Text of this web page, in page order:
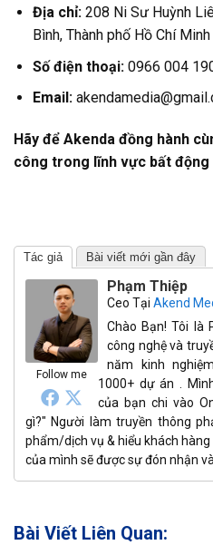
Địa chỉ:208 Ni Sư Huỳnh
Bình, Thành phố Hồ Chí Minh
Số điện thoại:0966 004
Email:
Hãy để Akenda đồng hành
công trong lĩnh vực bất động
Tác giả Bài viết mới gần đây
Follow me
Phạm Thiệp
Ceo Tại Akend
Chào Bạn! Tôi là
công nghệ và
năm kinh
1000+ dự án .
của bạn chi vào
gì?" Người làm truyền thông
phẩm/dịch vụ & hiểu khách
của mình sẽ được sự đón nhận
Bài Viết Liên Quan: